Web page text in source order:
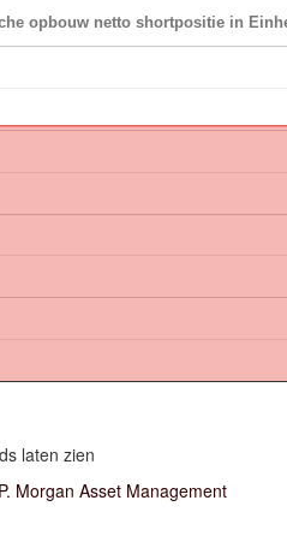
opbouw netto shortpositie in
laten zien
Morgan Asset Management